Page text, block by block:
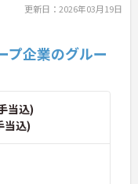
更新日：2026年03月19日
プ企業のグルー
当込)
当込)